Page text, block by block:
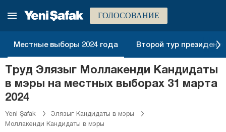
ГОЛОСОВАНИЕ
Местные выборы 2024 года Второй тур
Труд Элязыг Моллакенди Кандидаты
в мэры на местных выборах 31 марта
2024
Yeni Şafak
Элязыг Кандидаты в мэры
Моллакенди Кандидаты в мэры
Бурдур
Чанаккале
Чанкыры
Чорум
Денизли
Диярбакыр